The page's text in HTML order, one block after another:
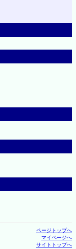
ページトップへ
マイページへ
サイトトップへ